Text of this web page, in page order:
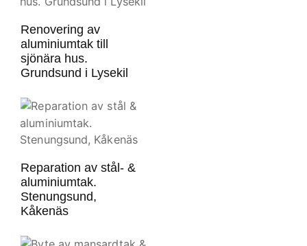
Renovering av
aluminiumtak till
sjönära hus.
Grundsund i Lysekil
Reparation av stål- &
aluminiumtak.
Stenungsund,
Kåkenäs